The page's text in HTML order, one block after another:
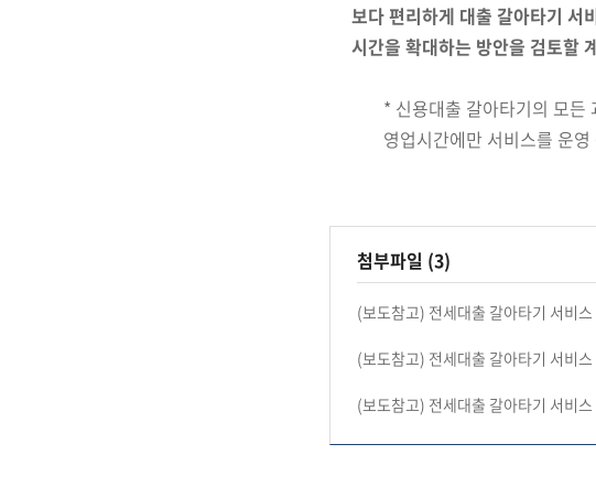
보다 편리하게 대출 갈아타기 서
시간을 확대하는 방안을 검토할
* 신용대출 갈아타기의 모든
영업시간에만 서비스를 운영
첨부파일 (3)
(보도참고) 전세대출 갈아타기 서비
(보도참고) 전세대출 갈아타기 서비
(보도참고) 전세대출 갈아타기 서비